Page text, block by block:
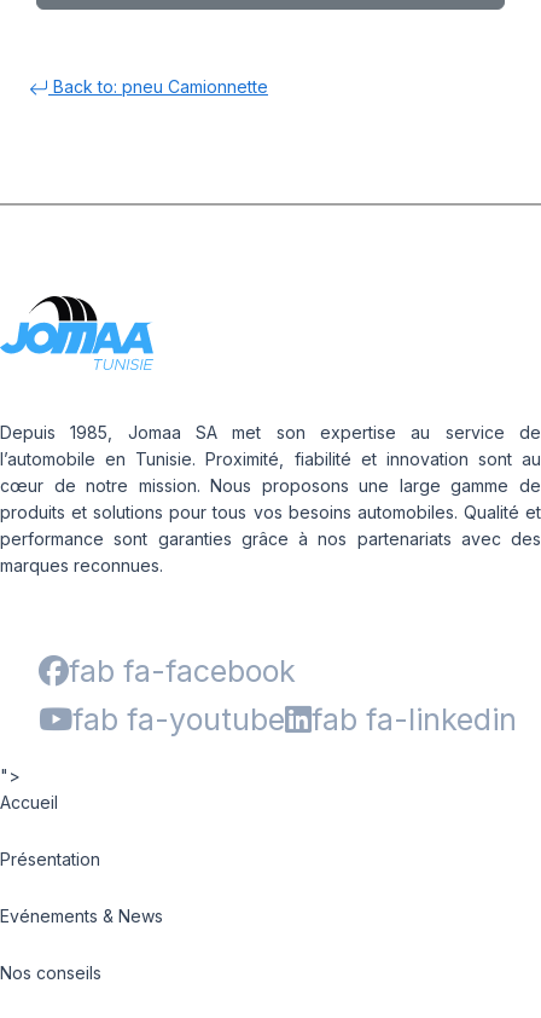
Back to: pneu Camionnette
Depuis 1985, Jomaa SA met son expertise au service de
l’automobile en Tunisie. Proximité, fiabilité et innovation sont au
cœur de notre mission. Nous proposons une large gamme de
produits et solutions pour tous vos besoins automobiles. Qualité et
performance sont garanties grâce à nos partenariats avec des
marques reconnues.
fab fa-facebook
fab fa-youtube
fab fa-linkedin
">
Accueil
Présentation
Evénements & News
Nos conseils